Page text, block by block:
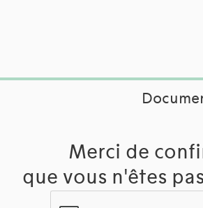
Merci de
que vous n'êtes